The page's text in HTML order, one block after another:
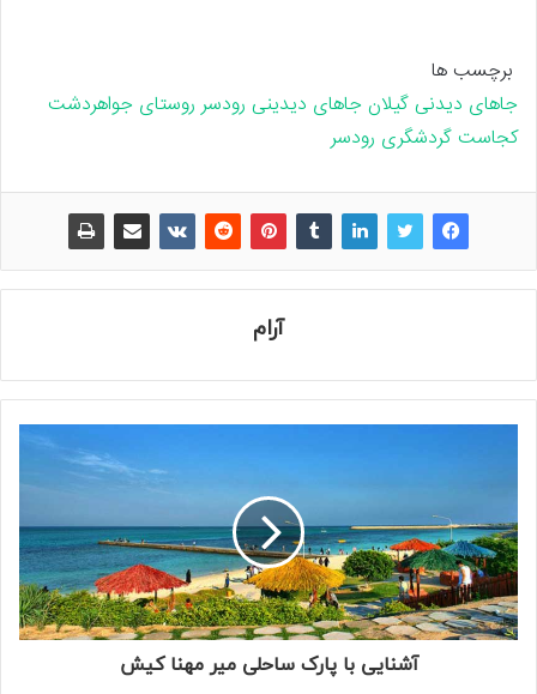
برچسب ها
جاهای دیدنی گیلان جاهای دیدینی رودسر روستای جواهردشت
کجاستگردشگری رودسر
آرام
آشنایی با پارک ساحلی میر مهنا کیش